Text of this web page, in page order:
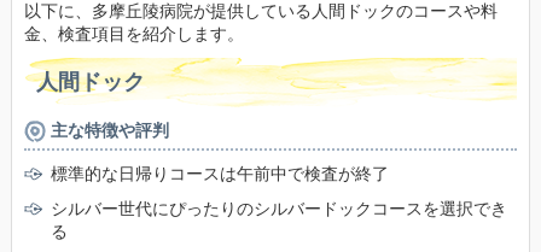
以下に、多摩丘陵病院が提供している人間ドックのコースや料
金、検査項目を紹介します。
人間ドック
主な特徴や評判
標準的な日帰りコースは午前中で検査が終了
シルバー世代にぴったりのシルバードックコースを選択でき
る